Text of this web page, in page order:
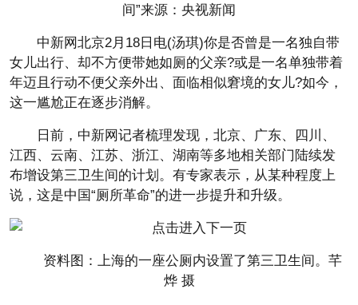
间”来源：央视新闻
中新网北京2月18日电(汤琪)你是否曾是一名独自带
女儿出行、却不方便带她如厕的父亲?或是一名单独带着
年迈且行动不便父亲外出、面临相似窘境的女儿?如今，
这一尴尬正在逐步消解。
日前，中新网记者梳理发现，北京、广东、四川、
江西、云南、江苏、浙江、湖南等多地相关部门陆续发
布增设第三卫生间的计划。有专家表示，从某种程度上
说，这是中国“厕所革命”的进一步提升和升级。
资料图：上海的一座公厕内设置了第三卫生间。芊
烨 摄